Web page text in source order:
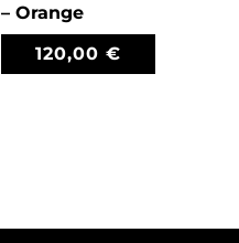
– Orange
120,00€